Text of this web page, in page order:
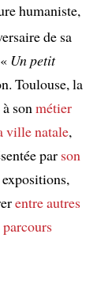
humaniste,
de sa
Un petit
Toulouse, la
sonmétier
ville natale,
par son
entre autres